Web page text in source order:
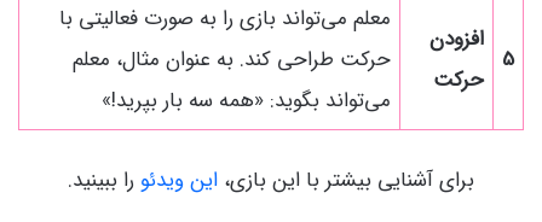
5
افزودن
حرکت
معلم می‌تواند بازی را به صورت فعالیتی با
حرکت طراحی کند. به عنوان مثال، معلم
می‌تواند بگوید: «همه سه بار بپرید!»
برای آشنایی بیشتر با این بازی، این ویدئو را ببینید.